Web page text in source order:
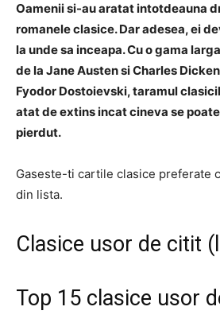
Oamenii si-au aratat intotdeauna
romanele clasice. Dar adesea, ei
la unde sa inceapa. Cu o gama
de la Jane Austen si Charles
Fyodor Dostoievski, taramul
atat de extins incat cineva se
pierdut.
Gaseste-ti cartile clasice preferate
din lista.
Clasice usor de citit
Top 15 clasice usor